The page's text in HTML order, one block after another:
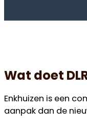
Wat doet
Enkhuizen is een
aanpak dan de